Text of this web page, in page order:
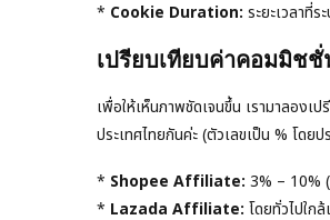
* Cookie Duration: ระยะเวลาที่
เปรียบเทียบค่าคอมมิช
เพื่อให้เห็นภาพชัดเจนขึ้น เรามาลอ
ประเทศไทยกันค่ะ (ตัวเลขเป็น % โดย
* Shopee Affiliate: 3% – 10%
* Lazada Affiliate: โดยทั่วไปใ